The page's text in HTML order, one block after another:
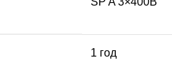
1 год